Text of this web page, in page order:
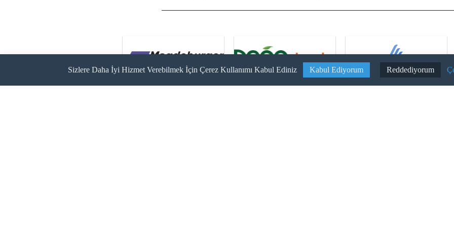
Sizlere Daha İyi Hizmet Verebilmek İçin Çerez Kullanımı Kabul Ediniz Kabul Ediyorum Reddediyorum